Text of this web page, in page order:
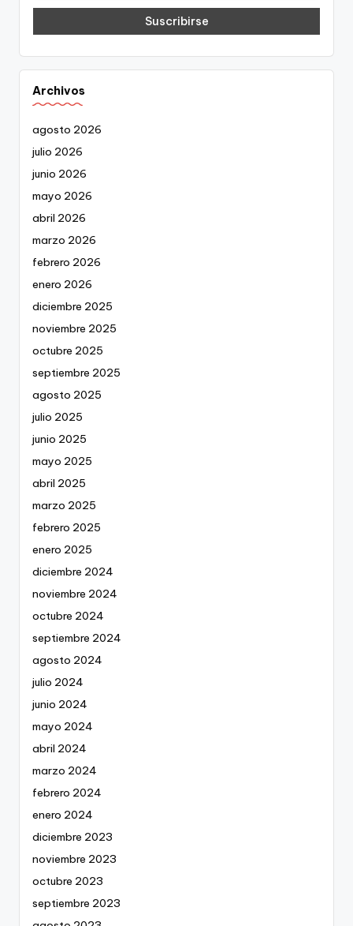
Archivos
agosto 2026
julio 2026
junio 2026
mayo 2026
abril 2026
marzo 2026
febrero 2026
enero 2026
diciembre 2025
noviembre 2025
octubre 2025
septiembre 2025
agosto 2025
julio 2025
junio 2025
mayo 2025
abril 2025
marzo 2025
febrero 2025
enero 2025
diciembre 2024
noviembre 2024
octubre 2024
septiembre 2024
agosto 2024
julio 2024
junio 2024
mayo 2024
abril 2024
marzo 2024
febrero 2024
enero 2024
diciembre 2023
noviembre 2023
octubre 2023
septiembre 2023